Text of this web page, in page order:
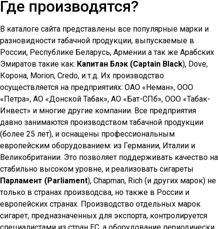
Где производятся?
В каталоге сайта представлены все популярные марки и
разновидности табачной продукции, выпускаемые в
России, Республике Беларусь, Армении а так же Арабских
Эмиратов такие как: Капитан Блэк (Captain Black), Dove,
Корона, Morion, Credo, и т.д. Их производство
осуществляется на предприятиях: ОАО «Неман», ООО
«Петра», АО «Донской Табак», АО «Бат-СПб», ООО «Табак-
Инвест» и многие другие компании. Все предприятия
давно занимаются производством табачной продукции
(более 25 лет), и оснащены профессиональным
европейским оборудованием: из Германии, Италии и
Великобритании. Это позволяет поддерживать качество на
стабильно высоком уровне, и реализовать сигареты
Парламент (Parliament), Chapman, Rich (и других марок) не
только в странах производсва, но также в России и
европейских странах. Производство отдельных марок
сигарет, предназначенных для экспорта, контролируется